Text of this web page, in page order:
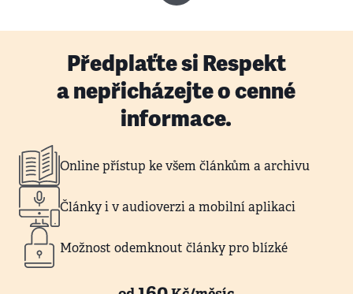
Předplaťte si Respekt
a nepřicházejte o cenné
informace.
Online přístup ke všem článkům a archivu
Články i v audioverzi a mobilní aplikaci
Možnost odemknout články pro blízké